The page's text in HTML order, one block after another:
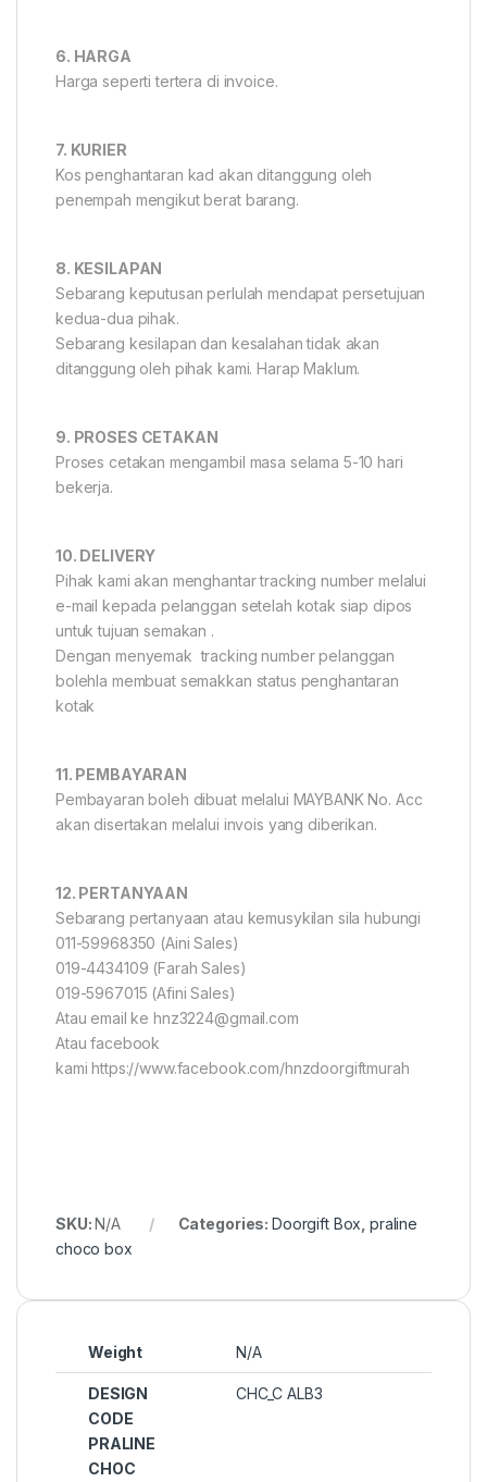
6. HARGA
Harga seperti tertera di invoice.
7. KURIER
Kos penghantaran kad akan ditanggung oleh
penempah mengikut berat barang.
8. KESILAPAN
Sebarang keputusan perlulah mendapat persetujuan
kedua-dua pihak.
Sebarang kesilapan dan kesalahan tidak akan
ditanggung oleh pihak kami. Harap Maklum.
9. PROSES CETAKAN
Proses cetakan mengambil masa selama 5-10 hari
bekerja.
10. DELIVERY
Pihak kami akan menghantar tracking number melalui
e-mail kepada pelanggan setelah kotak siap dipos
untuk tujuan semakan .
Dengan menyemak tracking number pelanggan
bolehla membuat semakkan status penghantaran
kotak
11. PEMBAYARAN
Pembayaran boleh dibuat melalui MAYBANK No. Acc
akan disertakan melalui invois yang diberikan.
12. PERTANYAAN
Sebarang pertanyaan atau kemusykilan sila hubungi
011-59968350 (Aini Sales)
019-4434109 (Farah Sales)
019-5967015 (Afini Sales)
Atau email ke hnz3224@gmail.com
Atau facebook
kami https://www.facebook.com/hnzdoorgiftmurah
SKU:N/A Categories: Doorgift Box ,praline
choco box
Weight N/A
DESIGN
CODE
PRALINE
CHOC
CHC_C ALB3